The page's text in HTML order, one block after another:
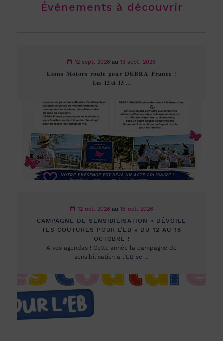
Événements à découvrir
12 sept. 2026 au 13 sept. 2026
𝐋𝐢𝐨𝐧𝐬 𝐌𝐨𝐭𝐨𝐫𝐬 𝐫𝐨𝐮𝐥𝐞 𝐩𝐨𝐮𝐫 𝐃𝐄𝐁𝐑𝐀 𝐅𝐫𝐚𝐧𝐜𝐞 !
𝐋𝐞𝐬 𝟏𝟐 𝐞𝐭 𝟏𝟑 ...
12 oct. 2026 au 18 oct. 2026
CAMPAGNE DE SENSIBILISATION « DÉVOILE
TES COUTURES POUR L’EB » DU 12 AU 18
OCTOBRE !
A vos agendas ! Cette année la campagne de
sensibilisation à l’EB se ...